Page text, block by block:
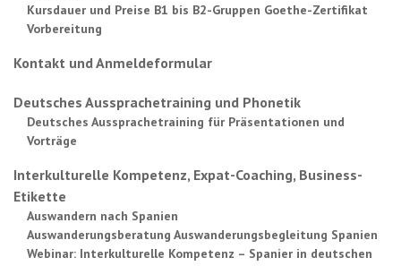
Kursdauer und Preise B1 bis B2-Gruppen Goethe-Zertifikat
Vorbereitung
Kontakt und Anmeldeformular
Deutsches Aussprachetraining und Phonetik
Deutsches Aussprachetraining für Präsentationen und
Vorträge
Interkulturelle Kompetenz, Expat-Coaching, Business-
Etikette
Auswandern nach Spanien
Auswanderungsberatung Auswanderungsbegleitung Spanien
Webinar: Interkulturelle Kompetenz – Spanier in deutschen